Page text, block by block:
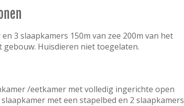
3 slaapkamers 150m van zee 200m van het
Huisdieren niet toegelaten.
/eetkamer met volledig ingerichte open
met een stapelbed en 2 slaapkamers